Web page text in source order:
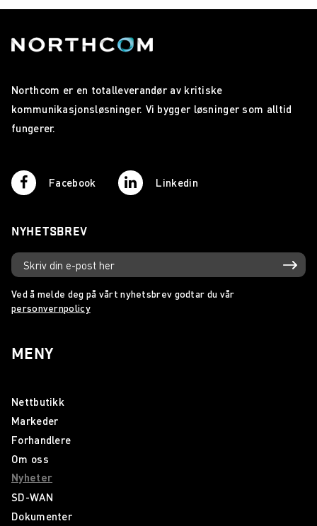
Northcom er en totalleverandør av kritiske
kommunikasjonsløsninger. Vi bygger løsninger som alltid
fungerer.
Facebook Linkedin
NYHETSBREV
Ved å melde deg på vårt nyhetsbrev godtar du vår
personvernpolicy
MENY
Nettbutikk
Markeder
Forhandlere
Om oss
Nyheter
SD-WAN
Dokumenter